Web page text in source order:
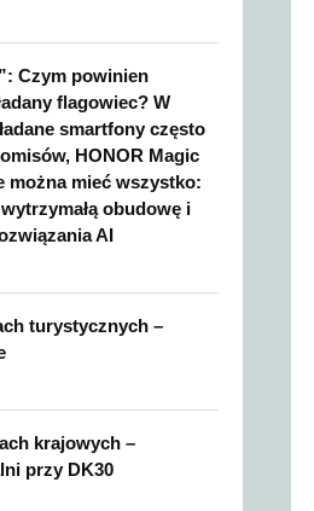
Czym powinien
flagowiec? W
smartfony często
HONOR Magic
można mieć wszystko:
obudowę i
AI
turystycznych –
krajowych –
przy DK30